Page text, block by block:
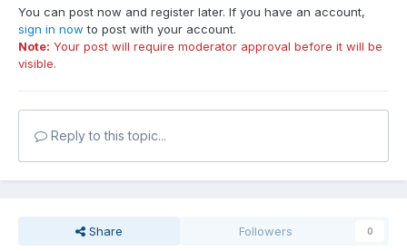
You can post now and register later. If you have an account,
sign in now to post with your account.
Note: Your post will require moderator approval before it will be
visible.
Reply to this topic...
Share Followers 0